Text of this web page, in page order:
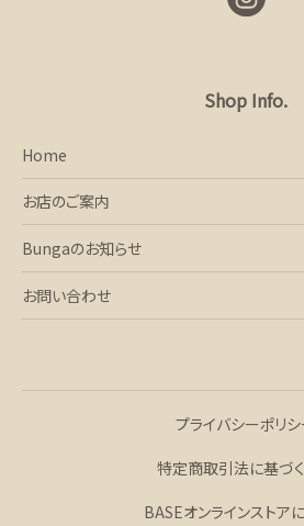
Shop Info.
Home
お店のご案内
Bungaのお知らせ
お問い合わせ
プライバシーポリシ
特定商取引法に基づ
BASEオンラインストア